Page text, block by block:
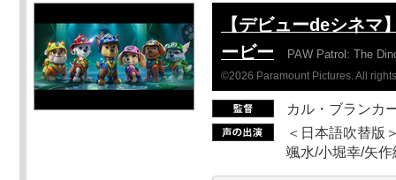
【デビューdeシネマ
ービー
PAW Patrol: The
©2026 Paramount Pictures. All
カル・ブランカ
＜日本語吹替版
颯水/小堀幸/矢作